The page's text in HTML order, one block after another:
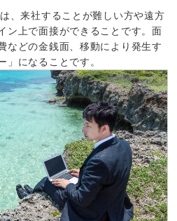
、来社することが難しい方や遠方
ン上で面接ができることです。面
などの金銭面、移動により発生す
」になることです。